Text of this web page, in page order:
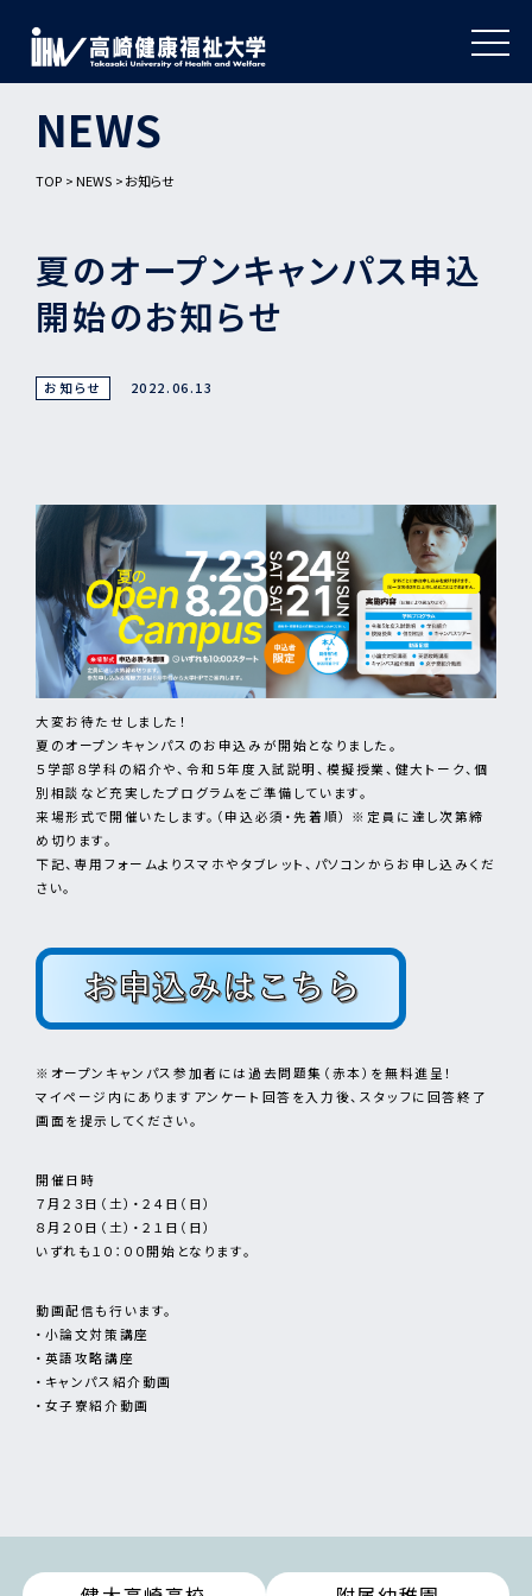
NEWS
TOP NEWS お知らせ
夏のオープンキャンパス申込
開始のお知らせ
お知らせ 2022.06.13
大変お待たせしました！
夏のオープンキャンパスのお申込みが開始となりました。
５学部８学科の紹介や、令和５年度入試説明、模擬授業、健大トーク、個
別相談など充実したプログラムをご準備しています。
来場形式で開催いたします。（申込必須・先着順） ※定員に達し次第締
め切ります。
下記、専用フォームよりスマホやタブレット、パソコンからお申し込みくだ
さい。
※オープンキャンパス参加者には過去問題集（赤本）を無料進呈！
マイページ内にありますアンケート回答を入力後、スタッフに回答終了
画面を提示してください。
開催日時
７月２３日（土）・２４日（日）
８月２０日（土）・２１日（日）
いずれも１０：００開始となります。
動画配信も行います。
・小論文対策講座
・英語攻略講座
・キャンパス紹介動画
・女子寮紹介動画